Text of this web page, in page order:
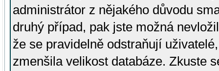
administrátor z nějakého důvodu
druhý případ, pak jste možná
že se pravidelně odstraňují
zmenšila velikost databáze. Zkuste